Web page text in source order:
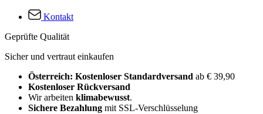
Kontakt
Geprüfte Qualität
Sicher und vertraut einkaufen
Österreich: Kostenloser Standardversand ab € 39,90
Kostenloser Rückversand
Wir arbeiten klimabewusst.
Sichere Bezahlung mit SSL-Verschlüsselung